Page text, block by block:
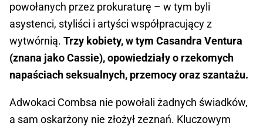
powołanych przez prokuraturę – w tym byli
asystenci, styliści i artyści współpracujący z
wytwórnią. Trzy kobiety, w tym Casandra Ventura
(znana jako Cassie), opowiedziały o rzekomych
napaściach seksualnych, przemocy oraz szantażu.
Adwokaci Combsa nie powołali żadnych świadków,
a sam oskarżony nie złożył zeznań. Kluczowym